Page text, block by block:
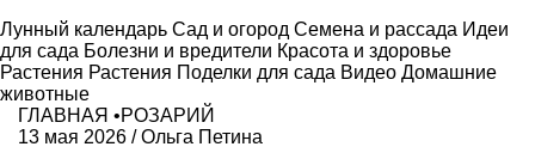
Лунный календарь Сад и огород Семена и рассада Идеи
для сада Болезни и вредители Красота и здоровье
Растения Растения Поделки для сада Видео Домашние
животные
ГЛАВНАЯ •РОЗАРИЙ
13 мая 2026 /Ольга Петина